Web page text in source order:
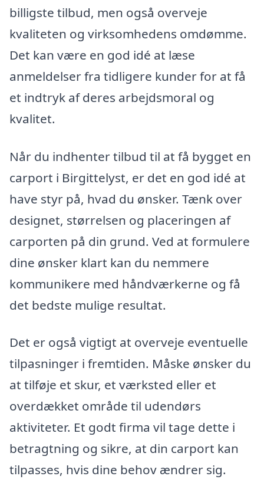
billigste tilbud, men også overveje
kvaliteten og virksomhedens omdømme.
Det kan være en god idé at læse
anmeldelser fra tidligere kunder for at få
et indtryk af deres arbejdsmoral og
kvalitet.
Når du indhenter tilbud til at få bygget en
carport i Birgittelyst, er det en god idé at
have styr på, hvad du ønsker. Tænk over
designet, størrelsen og placeringen af
carporten på din grund. Ved at formulere
dine ønsker klart kan du nemmere
kommunikere med håndværkerne og få
det bedste mulige resultat.
Det er også vigtigt at overveje eventuelle
tilpasninger i fremtiden. Måske ønsker du
at tilføje et skur, et værksted eller et
overdækket område til udendørs
aktiviteter. Et godt firma vil tage dette i
betragtning og sikre, at din carport kan
tilpasses, hvis dine behov ændrer sig.